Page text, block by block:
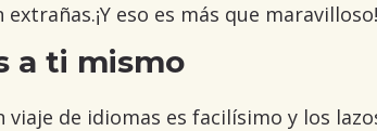
eso es más que maravilloso!
a ti mismo
viaje de idiomas es facilísimo y los